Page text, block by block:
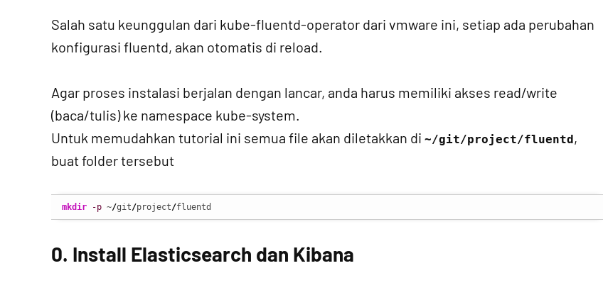
Salah satu keunggulan dari kube-fluentd-operator dari vmware ini, setiap ada perubahan
konfigurasi fluentd, akan otomatis di reload.
Agar proses instalasi berjalan dengan lancar, anda harus memiliki akses read/write
(baca/tulis) ke namespace kube-system.
Untuk memudahkan tutorial ini semua file akan diletakkan di ~/git/project/fluentd,
buat folder tersebut
mkdir -p ~/git/project/fluentd
0. Install Elasticsearch dan Kibana